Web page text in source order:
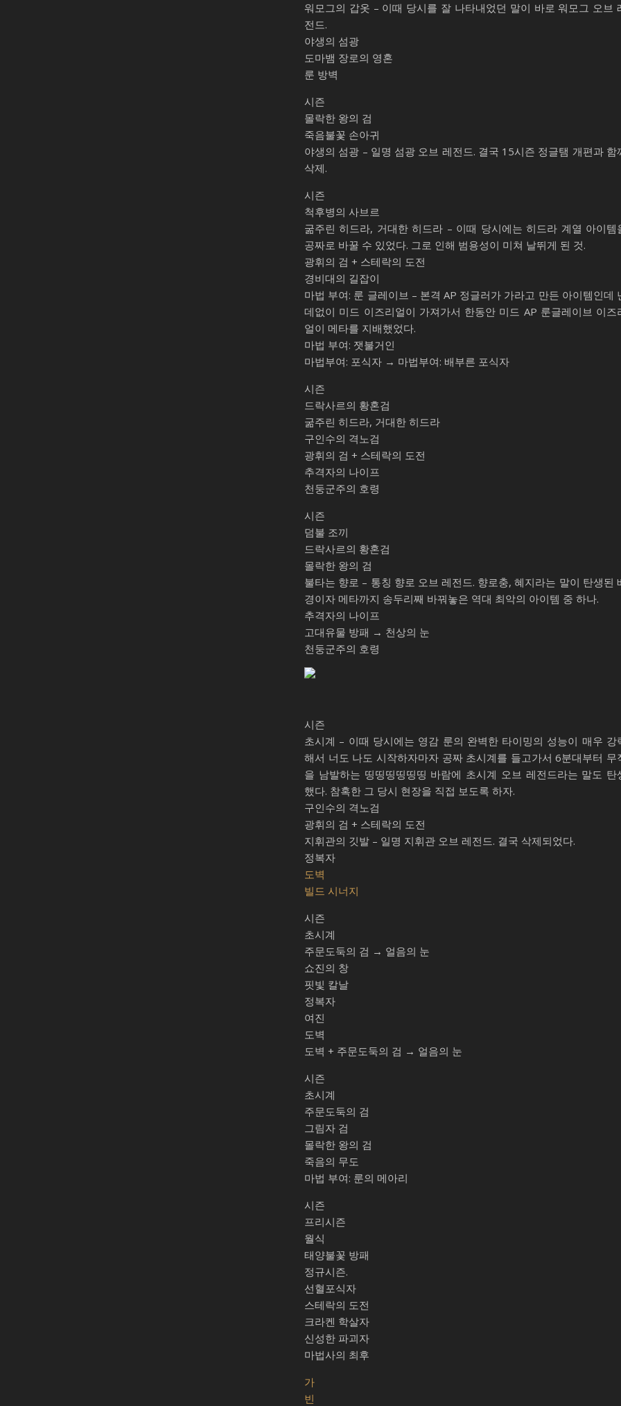
워모그의 갑옷 – 이때 당시를 잘 나타내었던 말이 바로 워모그 오브
전드.
야생의 섬광
도마뱀 장로의 영혼
룬 방벽
시즌
몰락한 왕의 검
죽음불꽃 손아귀
야생의 섬광 – 일명 섬광 오브 레전드. 결국 15시즌 정글탬 개편과 함
삭제.
시즌
척후병의 사브르
굶주린 히드라, 거대한 히드라 – 이때 당시에는 히드라 계열 아이템
공짜로 바꿀 수 있었다. 그로 인해 범용성이 미쳐 날뛰게 된 것.
광휘의 검 + 스테락의 도전
경비대의 길잡이
마법 부여: 룬 글레이브 – 본격 AP 정글러가 가라고 만든 아이템인데
데없이 미드 이즈리얼이 가져가서 한동안 미드 AP 룬글레이브 이즈
얼이 메타를 지배했었다.
마법 부여: 잿불거인
마법부여: 포식자 → 마법부여: 배부른 포식자
시즌
드락사르의 황혼검
굶주린 히드라, 거대한 히드라
구인수의 격노검
광휘의 검 + 스테락의 도전
추격자의 나이프
천둥군주의 호령
시즌
덤불 조끼
드락사르의 황혼검
몰락한 왕의 검
불타는 향로 – 통칭 향로 오브 레전드. 향로충, 혜지라는 말이 탄생된
경이자 메타까지 송두리째 바꿔놓은 역대 최악의 아이템 중 하나.
추격자의 나이프
고대유물 방패 → 천상의 눈
천둥군주의 호령
시즌
초시계 – 이때 당시에는 영감 룬의 완벽한 타이밍의 성능이 매우 강
해서 너도 나도 시작하자마자 공짜 초시계를 들고가서 6분대부터 무
을 남발하는 띵띵띵띵띵띵 바람에 초시계 오브 레전드라는 말도 탄
했다. 참혹한 그 당시 현장을 직접 보도록 하자.
구인수의 격노검
광휘의 검 + 스테락의 도전
지휘관의 깃발 – 일명 지휘관 오브 레전드. 결국 삭제되었다.
정복자
도벽
빌드 시너지
시즌
초시계
주문도둑의 검 → 얼음의 눈
쇼진의 창
핏빛 칼날
정복자
여진
도벽
도벽 + 주문도둑의 검 → 얼음의 눈
시즌
초시계
주문도둑의 검
그림자 검
몰락한 왕의 검
죽음의 무도
마법 부여: 룬의 메아리
시즌
프리시즌
월식
태양불꽃 방패
정규시즌.
선혈포식자
스테락의 도전
크라켄 학살자
신성한 파괴자
마법사의 최후
가
빈